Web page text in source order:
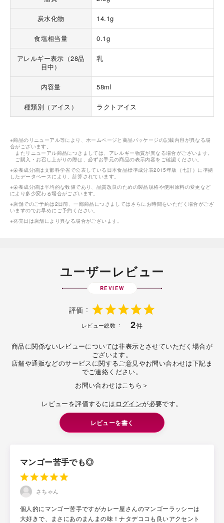
炭水化物 14.1g
食塩相当量 0.1g
アレルギー表示（28品
目中）
乳
内容量 58ml
種類別（アイス） ラクトアイス
※商品のリニューアル等により、ホームページと商品パッケージの記載内容が異なる場
合がございます。
またリニューアル商品につきましては、アレルギー物質が異なる場合がございます。
ご購入・お召し上がりの際は、必ずお手元の商品の表示内容をご確認ください。
※栄養成分値は文部科学省で公表している日本食品標準成分表2015年版（七訂）に準拠
したデータベースにより、計算されています。
※栄養成分値は平均的な数値であり、品質改良のための製品規格や使用原料の変更など
により多少変わる場合がございます。
※店舗でのご予約は2日前、一部商品につきましてはさらにお時間をいただく場合がござ
いますのでお早めにご予約ください。
※発売日は店舗により異なる場合がございます。
ユーザーレビュー
REVIEW
評価
レビュー総数 2件
商品に関係ないレビューについては非表示とさせていただく場合が
ございます。
店舗や通販などのサービスに関するご意見やお問い合わせは下記ま
でご連絡ください。
お問い合わせはこちら＞
レビューを評価するには ログインが必要です。
レビューを書く
マンゴー苦手でも◎
さちゃん
個人的にマンゴー苦手ですがカレー屋さんのマンゴーラッシーは
大好きで、まさにあのまんまの味！ナタデココも良いアクセント